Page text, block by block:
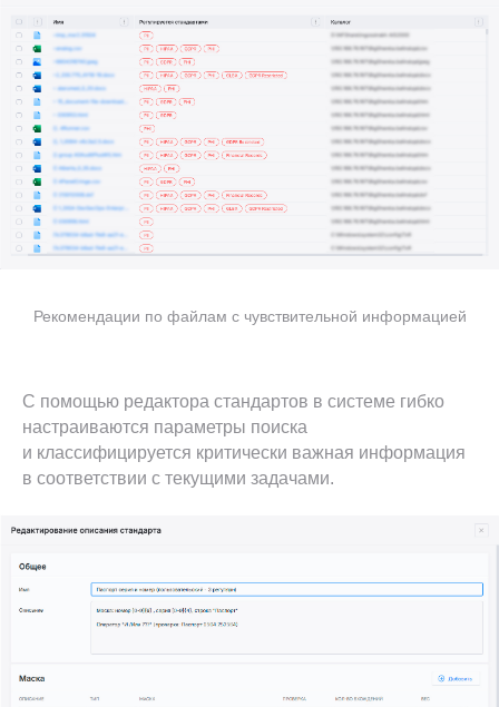
Рекомендации по файлам с чувствительной информацией
С помощью редактора стандартов в системе гибко
настраиваются параметры поиска
и классифицируется критически важная информация
в соответствии с текущими задачами.